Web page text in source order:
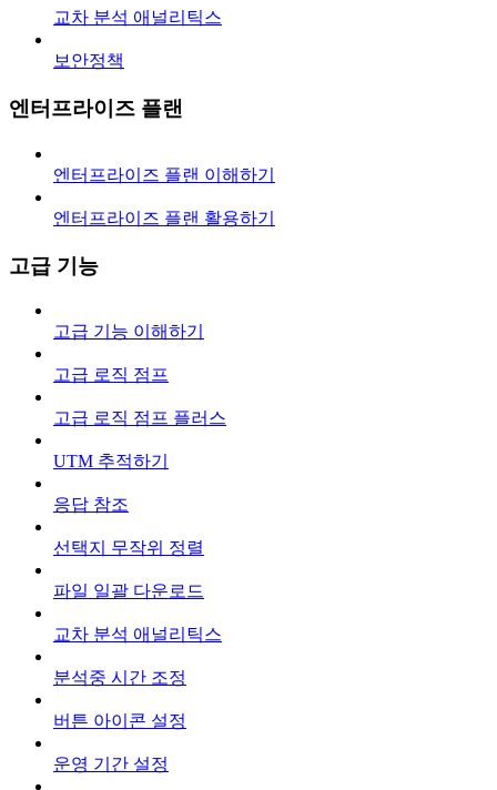
교차 분석 애널리틱스
보안정책
엔터프라이즈 플랜
엔터프라이즈 플랜 이해하기
엔터프라이즈 플랜 활용하기
고급 기능
고급 기능 이해하기
고급 로직 점프
고급 로직 점프 플러스
UTM 추적하기
응답 참조
선택지 무작위 정렬
파일 일괄 다운로드
교차 분석 애널리틱스
분석중 시간 조정
버튼 아이콘 설정
운영 기간 설정